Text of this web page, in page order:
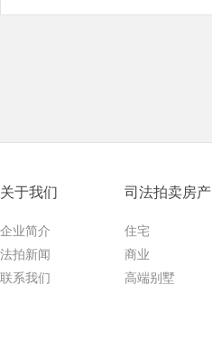
关于我们
企业简介
法拍新闻
联系我们
司法拍卖房产
住宅
商业
高端别墅